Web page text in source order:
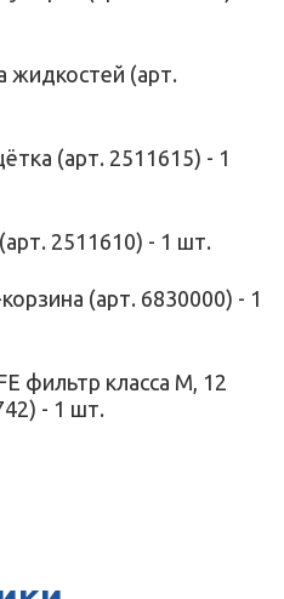
жидкостей (арт.
(арт. 2511615) - 1
2511610) - 1 шт.
(арт. 6830000) - 1
фильтр класса М, 12
- 1 шт.